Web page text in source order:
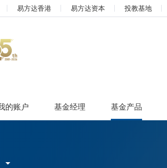
易方达香港 易方达资本 投教基地
的账户 基金经理 基金产品